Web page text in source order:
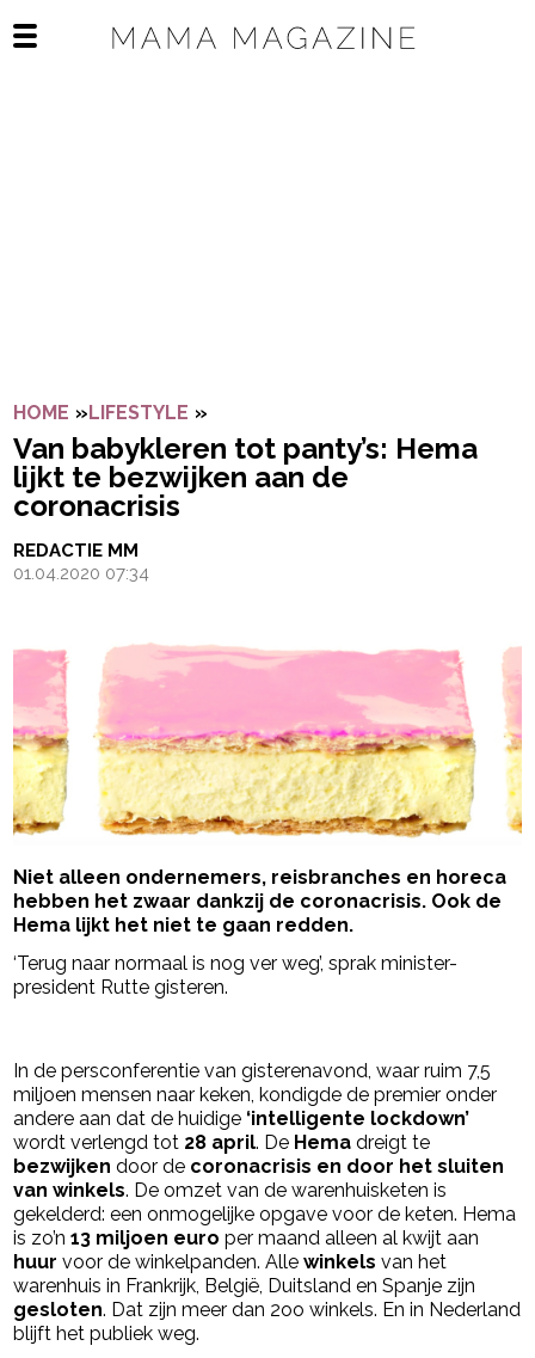
Open het mobiele menu
HOME »LIFESTYLE »
Van babykleren tot panty’s: Hema
lijkt te bezwijken aan de
coronacrisis
REDACTIE MM
01.04.2020 07:34
Niet alleen ondernemers, reisbranches en horeca
hebben het zwaar dankzij de coronacrisis. Ook de
Hema lijkt het niet te gaan redden.
‘Terug naar normaal is nog ver weg’, sprak minister-
president Rutte gisteren.
In de persconferentie van gisterenavond, waar ruim 7,5
miljoen mensen naar keken, kondigde de premier onder
andere aan dat de huidige ‘intelligente lockdown’
wordt verlengd tot 28 april. De Hemadreigt te
bezwijkendoor de coronacrisis en door het sluiten
van winkels. De omzet van de warenhuisketen is
gekelderd: een onmogelijke opgave voor de keten. Hema
is zo’n13 miljoen euro per maand alleen al kwijt aan
huur voor de winkelpanden. Allewinkelsvan het
warenhuis in Frankrijk, België, Duitsland en Spanje zijn
gesloten. Dat zijn meer dan 2oo winkels. En in Nederland
blijft het publiek weg.